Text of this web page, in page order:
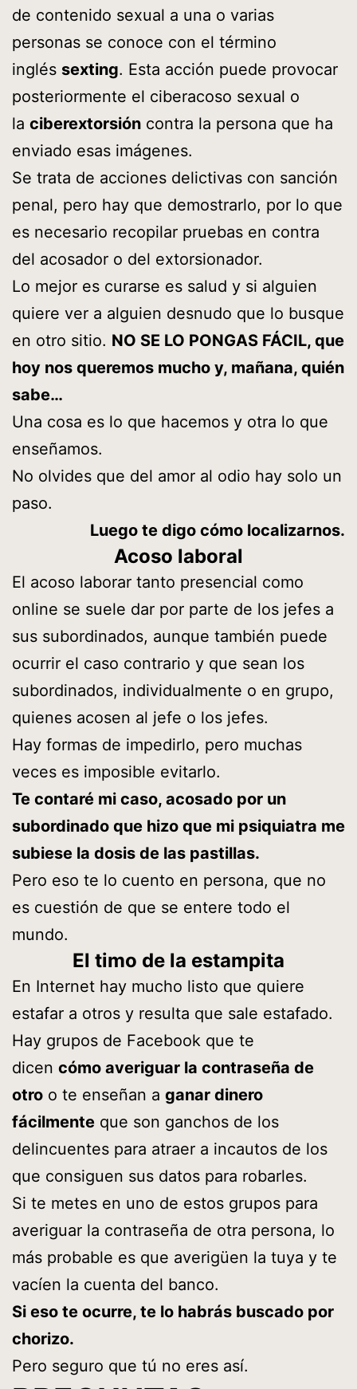
de contenido sexual a una o varias
personas se conoce con el término
inglés sexting. Esta acción puede provocar
posteriormente el ciberacoso sexual o
la ciberextorsión contra la persona que ha
enviado esas imágenes.
Se trata de acciones delictivas con sanción
penal, pero hay que demostrarlo, por lo que
es necesario recopilar pruebas en contra
del acosador o del extorsionador.
Lo mejor es curarse es salud y si alguien
quiere ver a alguien desnudo que lo busque
en otro sitio. NO SE LO PONGAS FÁCIL, que
hoy nos queremos mucho y, mañana, quién
sabe…
Una cosa es lo que hacemos y otra lo que
enseñamos.
No olvides que del amor al odio hay solo un
paso.
Luego te digo cómo localizarnos.
Acoso laboral
El acoso laborar tanto presencial como
online se suele dar por parte de los jefes a
sus subordinados, aunque también puede
ocurrir el caso contrario y que sean los
subordinados, individualmente o en grupo,
quienes acosen al jefe o los jefes.
Hay formas de impedirlo, pero muchas
veces es imposible evitarlo.
Te contaré mi caso, acosado por un
subordinado que hizo que mi psiquiatra me
subiese la dosis de las pastillas.
Pero eso te lo cuento en persona, que no
es cuestión de que se entere todo el
mundo.
El timo de la estampita
En Internet hay mucho listo que quiere
estafar a otros y resulta que sale estafado.
Hay grupos de Facebook que te
dicen cómo averiguar la contraseña de
otro o te enseñan a ganar dinero
fácilmente que son ganchos de los
delincuentes para atraer a incautos de los
que consiguen sus datos para robarles.
Si te metes en uno de estos grupos para
averiguar la contraseña de otra persona, lo
más probable es que averigüen la tuya y te
vacíen la cuenta del banco.
Si eso te ocurre, te lo habrás buscado por
chorizo.
Pero seguro que tú no eres así.